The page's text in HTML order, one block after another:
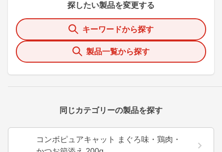
探したい製品を変更する
キーワードから探す
製品一覧から探す
同じカテゴリーの製品を探す
コンボピュアキャット まぐろ味・鶏肉・